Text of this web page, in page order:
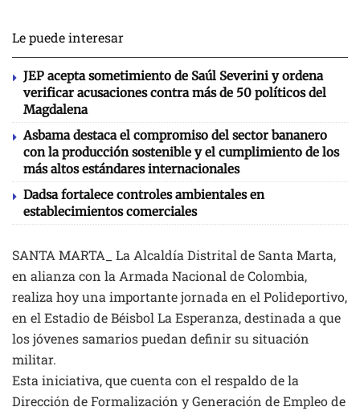
Le puede interesar
JEP acepta sometimiento de Saúl Severini y ordena
verificar acusaciones contra más de 50 políticos del
Magdalena
Asbama destaca el compromiso del sector bananero
con la producción sostenible y el cumplimiento de los
más altos estándares internacionales
Dadsa fortalece controles ambientales en
establecimientos comerciales
SANTA MARTA_ La Alcaldía Distrital de Santa Marta,
en alianza con la Armada Nacional de Colombia,
realiza hoy una importante jornada en el Polideportivo,
en el Estadio de Béisbol La Esperanza, destinada a que
los jóvenes samarios puedan definir su situación
militar.
Esta iniciativa, que cuenta con el respaldo de la
Dirección de Formalización y Generación de Empleo de